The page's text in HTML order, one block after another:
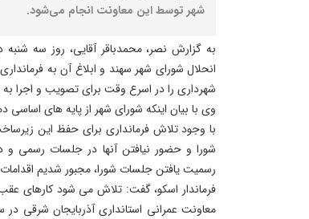
شهر توسط این معاونت انجام می‌شود.
به گزارش نصر، محمدباقر آقایی، روز سه
انحلال شورای شهر سهند و ابلاغ آن به
شهرداری را در اسرع وقت برای تصویب و اجرا به
وی با بیان اینکه شورای شهر از پایه های
شورا و حضور نیافتن آنها در جلسات رسمی و
رسمیت یافتن جلسات شورا، مجبور شدیم اقدامات
فرماندار اسکو، گفت: تلاش می شود کارهای
معاونت عمرانی استانداری آذربایجان شرقی